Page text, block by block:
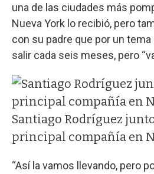
una de las ciudades más
Nueva York lo recibió, pero
con su padre que por un
salir cada seis meses, pero
Santiago Rodríguez
principal compañía en
“Así la vamos llevando, pero